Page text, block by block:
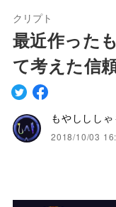
クリプト
最近作った
て考えた信
もやしししゃ
2018/10/03